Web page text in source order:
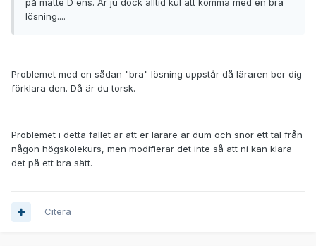
på matte D ens. Är ju dock alltid kul att komma med en bra
lösning....
Problemet med en sådan "bra" lösning uppstår då läraren ber dig
förklara den. Då är du torsk.
Problemet i detta fallet är att er lärare är dum och snor ett tal från
någon högskolekurs, men modifierar det inte så att ni kan klara
det på ett bra sätt.
Citera